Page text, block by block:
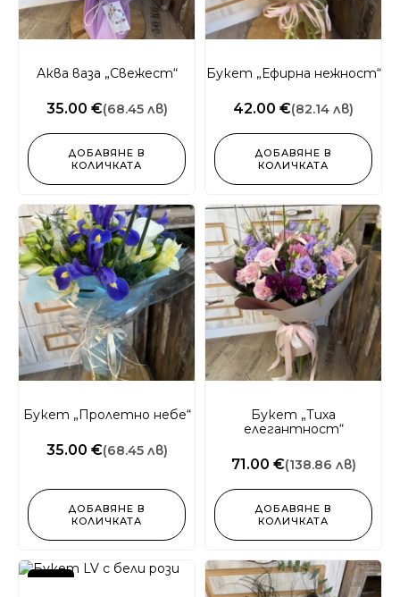
Аква ваза „Свежест“
35.00 €(68.45 лв)
ДОБАВЯНЕ В
КОЛИЧКАТА
Букет „Ефирна нежност“
42.00 €(82.14 лв)
ДОБАВЯНЕ В
КОЛИЧКАТА
Букет „Пролетно небе“
35.00 €(68.45 лв)
ДОБАВЯНЕ В
КОЛИЧКАТА
Букет „Тиха
елегантност“
71.00 €(138.86 лв)
ДОБАВЯНЕ В
КОЛИЧКАТА
New!